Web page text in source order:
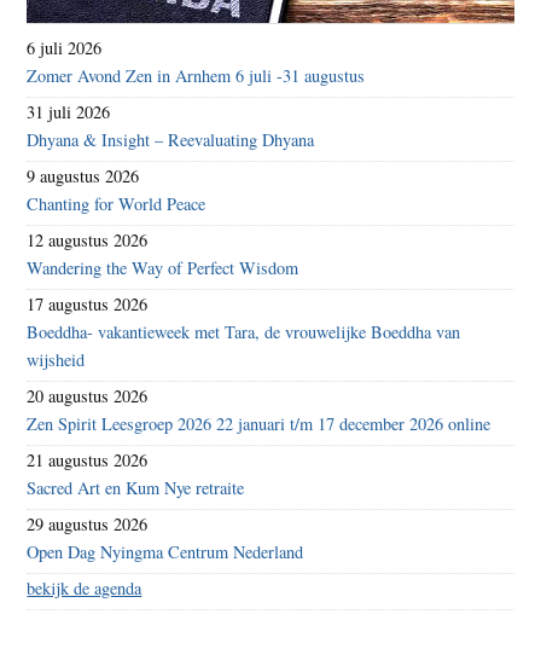
6 juli 2026
Zomer Avond Zen in Arnhem 6 juli -31 augustus
31 juli 2026
Dhyana & Insight – Reevaluating Dhyana
9 augustus 2026
Chanting for World Peace
12 augustus 2026
Wandering the Way of Perfect Wisdom
17 augustus 2026
Boeddha- vakantieweek met Tara, de vrouwelijke Boeddha van
wijsheid
20 augustus 2026
Zen Spirit Leesgroep 2026 22 januari t/m 17 december 2026 online
21 augustus 2026
Sacred Art en Kum Nye retraite
29 augustus 2026
Open Dag Nyingma Centrum Nederland
bekijk de agenda